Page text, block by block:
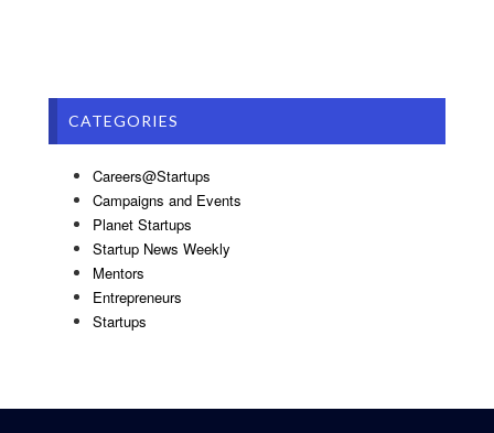
CATEGORIES
Careers@Startups
Campaigns and Events
Planet Startups
Startup News Weekly
Mentors
Entrepreneurs
Startups